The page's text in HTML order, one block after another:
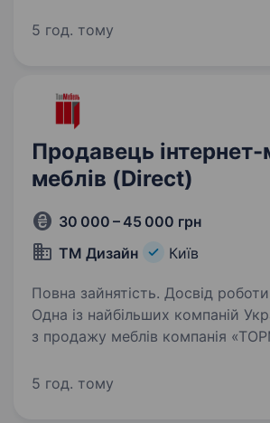
хімчистки перетворилася на
5 год. тому
Продавець
меблів (Direct)
30 000 – 45 000 грн
ТМ Дизайн
Київ
Повна зайнятість. Досвід
Одна із найбільших компаній
з продажу меблів компанія
«Дірект-менеджера»
5 год. тому